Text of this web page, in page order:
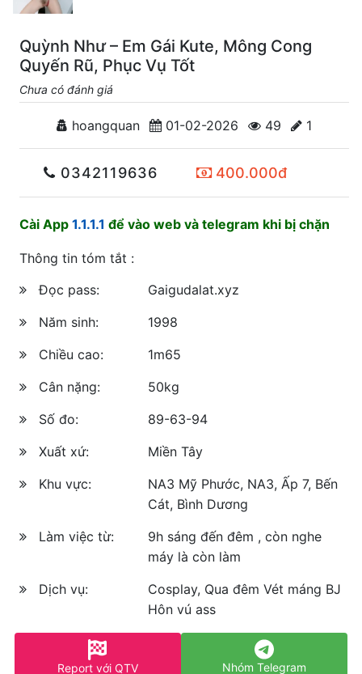
Quỳnh Như – Em Gái Kute, Mông Cong
Quyến Rũ, Phục Vụ Tốt
Chưa có đánh giá
hoangquan 01-02-2026 49 1
0342119636 400.000đ
Cài App 1.1.1.1 để vào web và telegram khi bị chặn
Thông tin tóm tắt :
Đọc pass:
Gaigudalat.xyz
Năm sinh:
1998
Chiều cao:
1m65
Cân nặng:
50kg
Số đo:
89-63-94
Xuất xứ:
Miền Tây
Khu vực:
NA3 Mỹ Phước, NA3, Ấp 7, Bến
Cát, Bình Dương
Làm việc từ:
9h sáng đến đêm , còn nghe
máy là còn làm
Dịch vụ:
Cosplay, Qua đêm Vét máng BJ
Hôn vú ass
Report với QTV Nhóm Telegram